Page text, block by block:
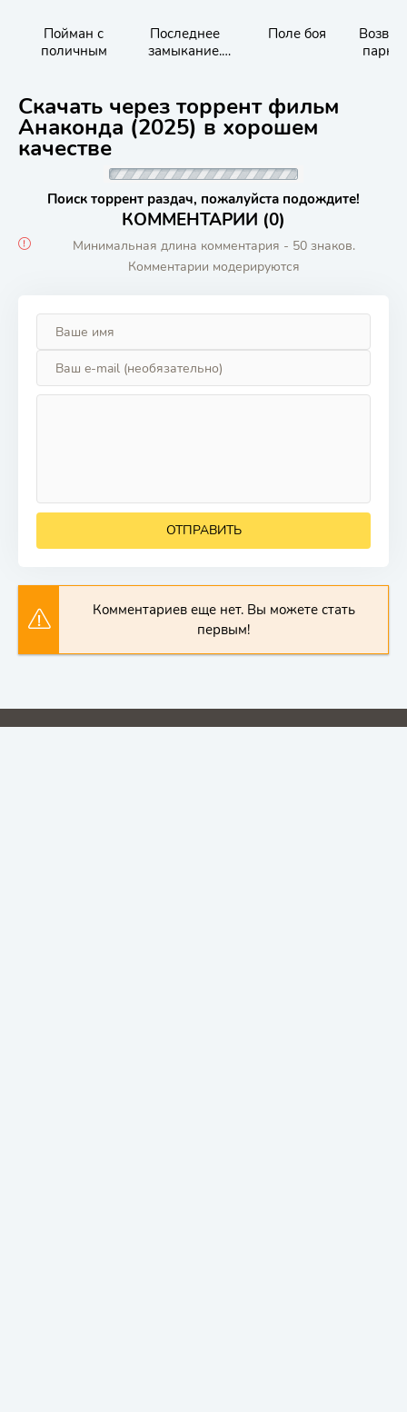
Пойман с
поличным
Последнее
замыкание.
Поле боя
парк
Скачать через торрент фильм
Анаконда (2025) в хорошем
качестве
Поиск торрент раздач, пожалуйста подождите!
КОММЕНТАРИИ (0)
Минимальная длина комментария - 50 знаков.
Комментарии модерируются
ОТПРАВИТЬ
Комментариев еще нет. Вы можете стать
первым!